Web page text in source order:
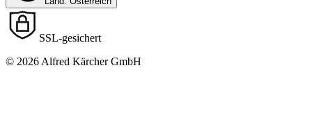
SSL-gesichert
© 2026 Alfred Kärcher GmbH